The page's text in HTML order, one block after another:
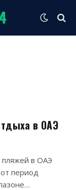
в ОАЭ
в ОАЭ
период